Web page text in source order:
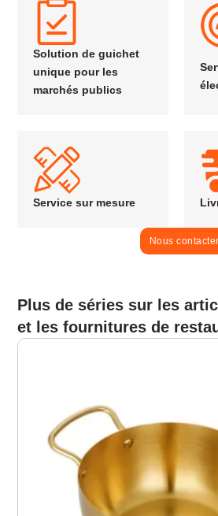
Solution de guichet
unique pour les
marchés publics
Service sur mesure
Nous contacter
Plus de séries sur les
et les fournitures de